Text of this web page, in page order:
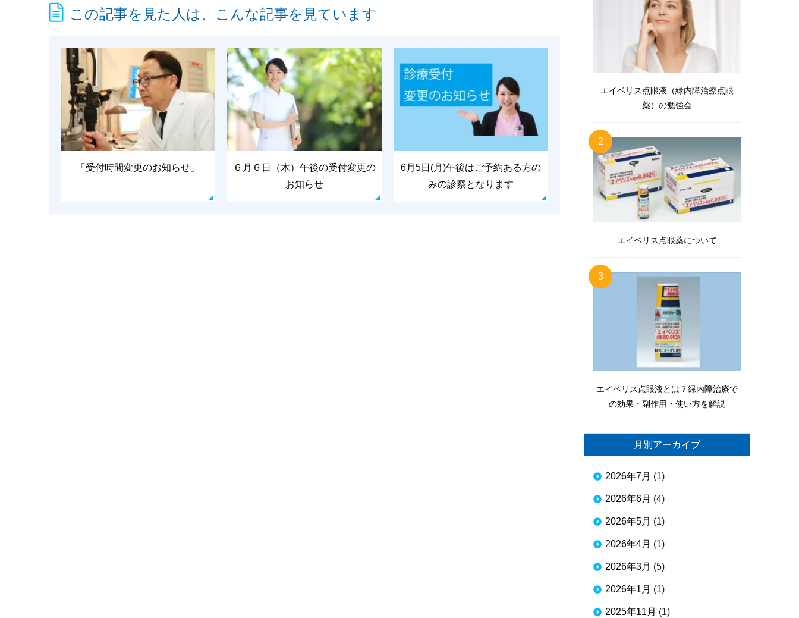
この記事を見た人は、こんな記事を見ています
「受付時間変更のお知らせ」
６月６日（木）午後の受付変更の
お知らせ
6月5日(月)午後はご予約ある方の
みの診察となります
エイベリス点眼液（緑内障治療点眼
薬）の勉強会
2
エイベリス点眼薬について
3
エイベリス点眼液とは？緑内障治療で
の効果・副作用・使い方を解説
月別アーカイブ
2026年7月 (1)
2026年6月 (4)
2026年5月 (1)
2026年4月 (1)
2026年3月 (5)
2026年1月 (1)
2025年11月 (1)